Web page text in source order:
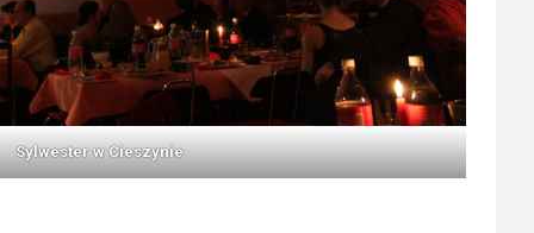
Sylwester w Cieszynie